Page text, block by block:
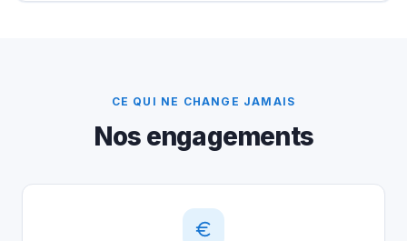
CE QUI NE CHANGE JAMAIS
Nos engagements